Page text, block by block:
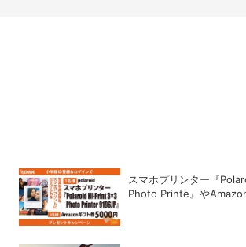
スマホプリンター『
Photo Printe』や